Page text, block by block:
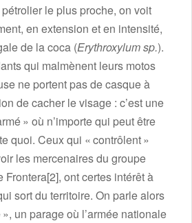
le plus proche, on voit
en extension et en intensité,
de la coca (Erythroxylum sp.).
qui malmènent leurs motos
ne portent pas de casque à
de cacher le visage : c’est une
» où n’importe qui peut être
quoi. Ceux qui « contrôlent »
les mercenaires du groupe
Frontera[2], ont certes intérêt à
sort du territoire. On parle alors
un parage où l’armée nationale